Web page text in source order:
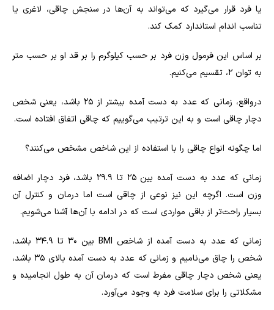
یا فرد قرار می‌گیرد که می‌تواند به آن‌ها در سنجش چاقی، لاغری یا
تناسب اندام استاندارد کمک کند.
بر اساس این فرمول وزن فرد بر حسب کیلوگرم را بر قد او بر حسب متر
به توان 2، تقسیم می‌کنیم.
درواقع، زمانی که عدد به دست آمده بیشتر از 25 باشد، یعنی شخص
دچار چاقی است و به این ترتیب می‌گوییم که چاقی اتفاق افتاده است.
اما چگونه انواع چاقی را با استفاده از این شاخص مشخص می‌کنند؟
زمانی که عدد به دست آمده بین 25 تا 29.9 باشد، فرد دچار اضافه
وزن است. اگرچه این نیز نوعی از چاقی است اما درمان و کنترل آن
بسیار راحت‌تر از باقی مواردی است که در ادامه با آن‌ها آشنا می‌شویم.
زمانی که عدد به دست آمده از شاخص BMI
بین 30 تا 34.9 باشد،
شخص را چاق می‌نامیم و زمانی که عدد به دست آمده بالای 35 باشد،
یعنی شخص دچار چاقی مفرط است که درمان آن به طول انجامیده و
مشکلاتی را برای سلامت فرد به وجود می‌آورد.